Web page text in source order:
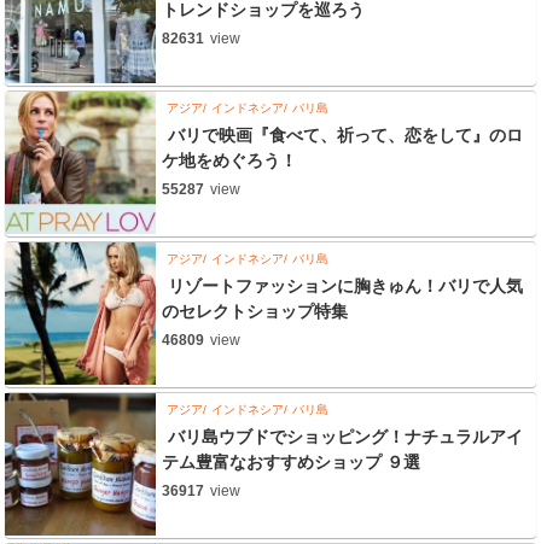
トレンドショップを巡ろう
82631 view
アジア インドネシア バリ島
バリで映画『食べて、祈って、恋をして』のロ
ケ地をめぐろう！
55287 view
アジア インドネシア バリ島
リゾートファッションに胸きゅん！バリで人気
のセレクトショップ特集
46809 view
アジア インドネシア バリ島
バリ島ウブドでショッピング！ナチュラルアイ
テム豊富なおすすめショップ ９選
36917 view